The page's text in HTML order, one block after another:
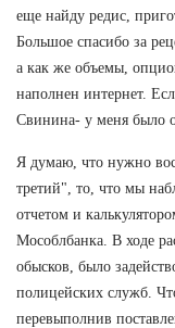
еще найду редис,
Большое спасибо за
а как же объемы,
наполнен интернет.
Свинина- у меня было
Я думаю, что нужно
третий", то, что мы
отчетом и
Мособлбанка. В ходе
обысков, было
полицейских служб.
перевыполнив